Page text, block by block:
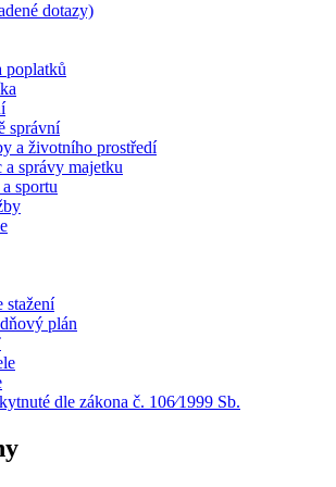
dotazy)
poplatků
správní
a životního prostředí
správy majetku
sportu
stažení
plán
dle zákona č. 106⁄1999 Sb.